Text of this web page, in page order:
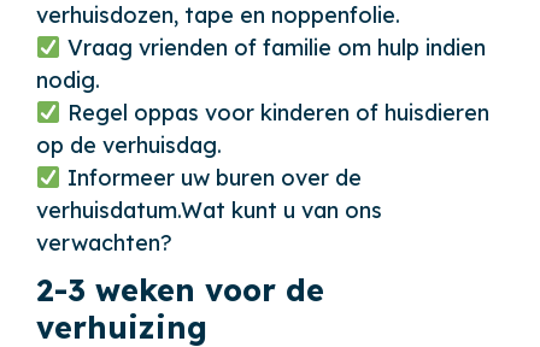
verhuisdozen, tape en noppenfolie.
Vraag vrienden of familie om hulp indien
nodig.
Regel oppas voor kinderen of huisdieren
op de verhuisdag.
Informeer uw buren over de
verhuisdatum.Wat kunt u van ons
verwachten?
2-3 weken voor de
verhuizing